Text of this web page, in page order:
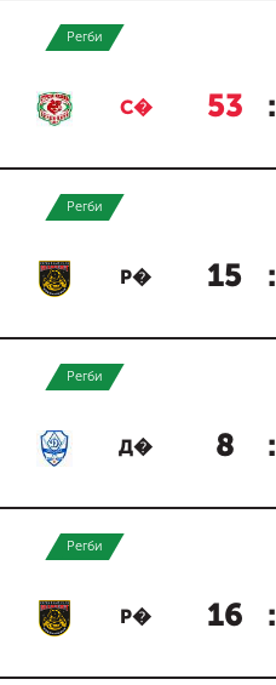
Регби
С� 53 :
Регби
Р� 15 :
Регби
Д� 8 :
Регби
Р� 16 :